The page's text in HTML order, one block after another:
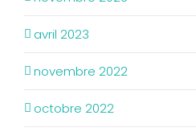
avril 2023
novembre 2022
octobre 2022